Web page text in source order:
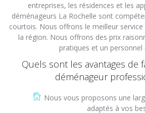
entreprises, les résidences et les
déménageurs La Rochelle sont
courtois. Nous offrons le meilleur
la région. Nous offrons des prix
pratiques et un personnel
Quels sont les avantages de
déménageur
Nous vous proposons une
adaptés à vos